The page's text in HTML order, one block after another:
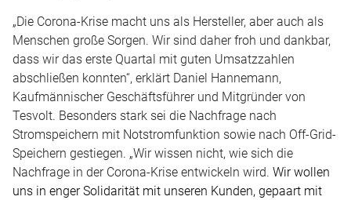
„Die Corona-Krise macht uns als Hersteller, aber auch als
Menschen große Sorgen. Wir sind daher froh und dankbar,
dass wir das erste Quartal mit guten Umsatzzahlen
abschließen konnten“, erklärt Daniel Hannemann,
Kaufmännischer Geschäftsführer und Mitgründer von
Tesvolt. Besonders stark sei die Nachfrage nach
Stromspeichern mit Notstromfunktion sowie nach Off-Grid-
Speichern gestiegen. „Wir wissen nicht, wie sich die
Nachfrage in der Corona-Krise entwickeln wird. Wir wollen
uns in enger Solidarität mit unseren Kunden, gepaart mit